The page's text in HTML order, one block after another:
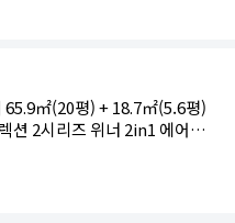
65.9㎡(20평) + 18.7㎡(5.6평)
션 2시리즈 위너 2in1 에어컨